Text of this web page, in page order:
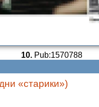
10. Pub:1570788
«старики»)